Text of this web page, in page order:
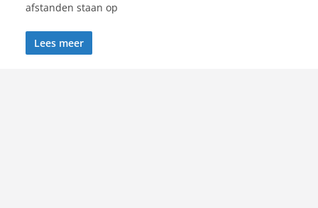
afstanden staan op
Lees meer